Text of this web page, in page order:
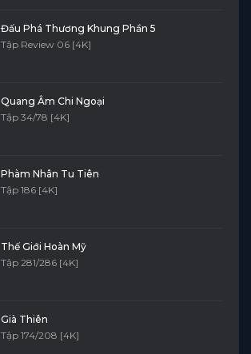
Đấu Phá Thương Khung Phần 5
Tập Review 06 [4K]
Quang Âm Chi Ngoại
Tập 34/78 [4K]
Phàm Nhân Tu Tiên
Tập 186 [4K]
Thế Giới Hoàn Mỹ
Tập 281/286 [4K]
Già Thiên
Tập 174/208 [4K]